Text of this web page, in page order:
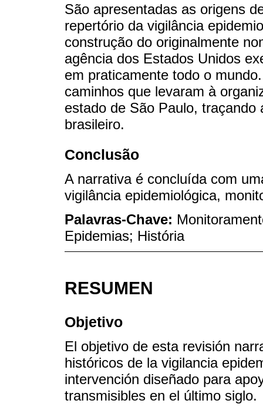
São apresentadas as origens
repertório da vigilância
construção do originalmente
agência dos Estados Unidos
em praticamente todo o
caminhos que levaram à
estado de São Paulo,
brasileiro.
Conclusão
A narrativa é concluída com
vigilância epidemiológica,
Palavras-Chave:
Epidemias; História
RESUMEN
Objetivo
El objetivo de esta revisión
históricos de la vigilancia
intervención diseñado para
transmisibles en el último siglo.